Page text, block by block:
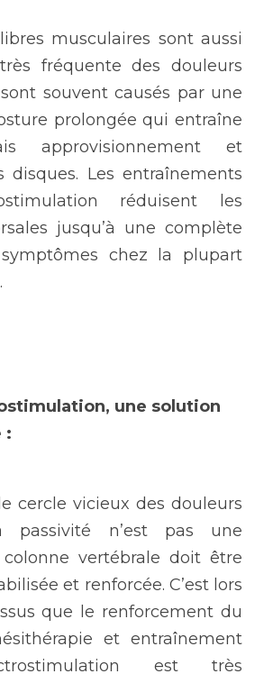
musculaires sont aussi
fréquente des douleurs
souvent causés par une
prolongée qui entraîne
approvisionnement et
disques. Les entraînements
réduisent les
jusqu’à une complète
chez la plupart
une solution
:
cercle vicieux des douleurs
passivité n’est pas une
vertébrale doit être
et renforcée. C’est lors
que le renforcement du
et entraînement
est très